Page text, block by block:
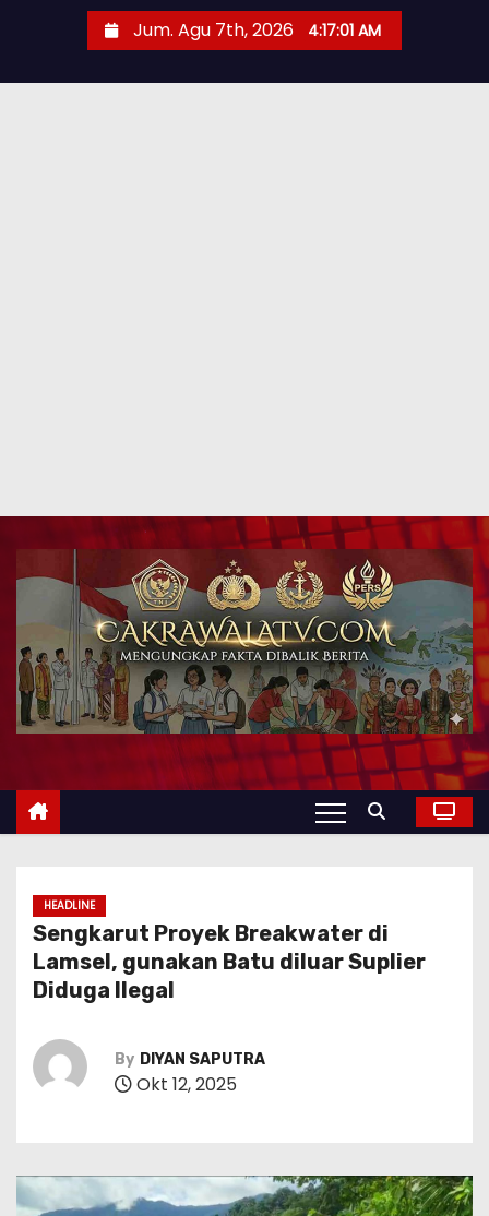
Jum. Agu 7th, 2026 4:17:02 AM
HEADLINE
Sengkarut Proyek Breakwater di
Lamsel, gunakan Batu diluar Suplier
Diduga Ilegal
By DIYAN SAPUTRA
Okt 12, 2025